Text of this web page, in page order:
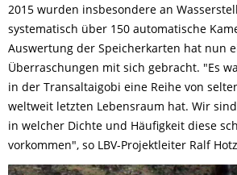
2015 wurden insbesondere an
systematisch über 150 automatische
Auswertung der Speicherkarten hat nun
Überraschungen mit sich gebracht. "Es
in der Transaltaigobi eine Reihe von
weltweit letzten Lebensraum hat. Wir
in welcher Dichte und Häufigkeit diese
vorkommen", so LBV-Projektleiter Ralf